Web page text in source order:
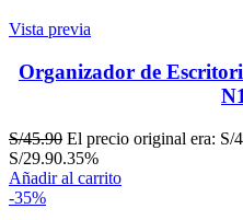
Vista previa
Organizador de
S/45.90 El precio original era: S/
S/29.90.35%
Añadir al carrito
-35%